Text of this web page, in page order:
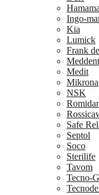
Ingo-
Kia
Lumick
Frank
Meddent
Medit
Mikrona
NSK
Safe
Septol
Soco
Sterilife
Tavom
Tecno-